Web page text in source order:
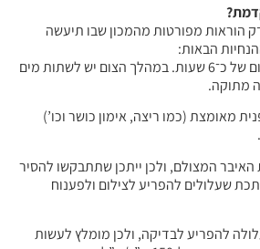
הוראות מפורטות מהמכון שבו תיעשה
הבאות:
• הבדיקה נעשית לאחר צום של כ־6 שעות. במהלך הצום יש לשתות מים
מתוקה.
מאומצת (כמו ריצה, אימון כושר וכו’)
האיבר המצולם, ולכן ייתכן שתתבקשו להסיר
שעלולים להפריע לצילום ולפענוח
להפריע לבדיקה, ולכן מומלץ לעשות